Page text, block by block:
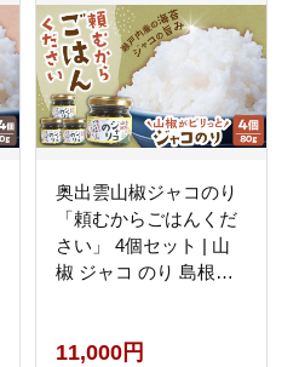
奥出雲山椒ジャコのり
「頼むからごはんくだ
さい」 4個セット | 山
椒 ジャコ のり 島根県
11,000円